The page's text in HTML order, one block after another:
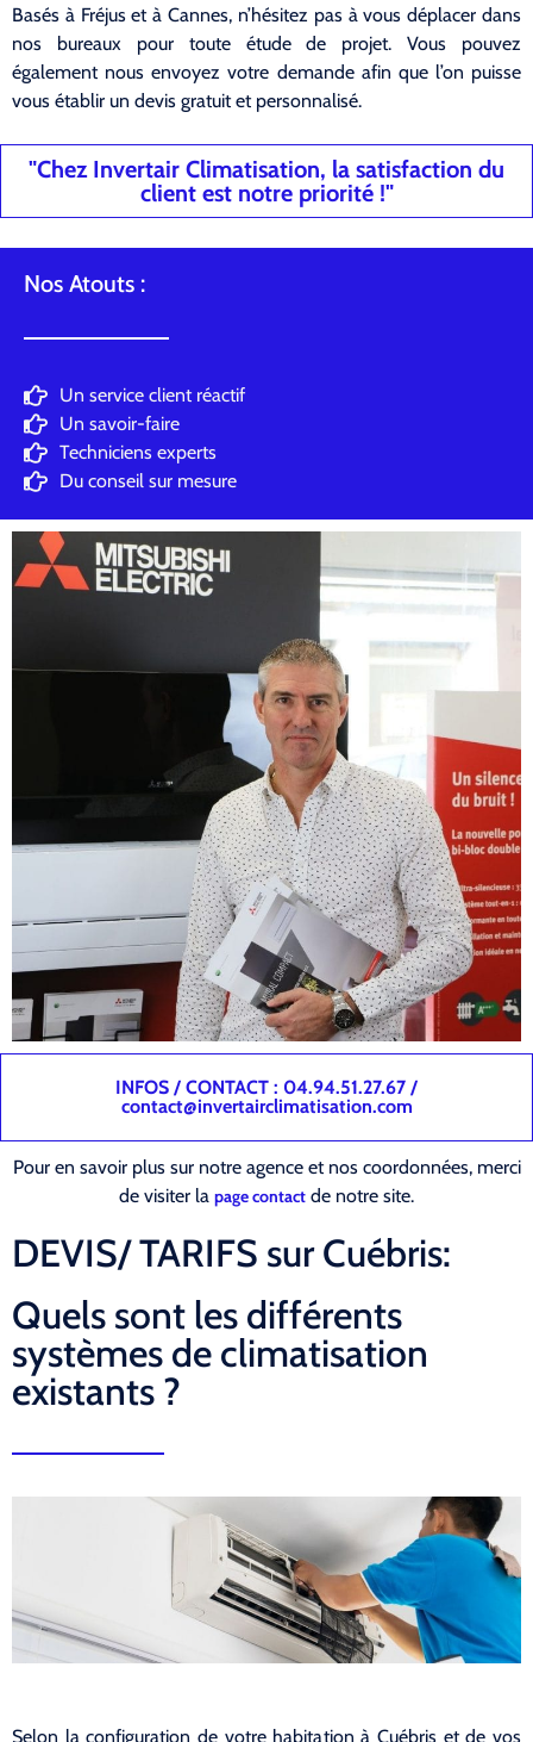
Basés à Fréjus et à Cannes, n’hésitez pas à vous déplacer dans
nos bureaux pour toute étude de projet. Vous pouvez
également nous envoyez votre demande afin que l’on puisse
vous établir un devis gratuit et personnalisé.
"Chez Invertair Climatisation, la satisfaction du
client est notre priorité !"
Nos Atouts :
Un service client réactif
Un savoir-faire
Techniciens experts
Du conseil sur mesure
INFOS / CONTACT : 04.94.51.27.67 /
contact@invertairclimatisation.com
Pour en savoir plus sur notre agence et nos coordonnées, merci
de visiter la page contact de notre site.
DEVIS/ TARIFS sur Cuébris:
Quels sont les différents
systèmes de climatisation
existants ?
Selon la configuration de votre habitation à Cuébris et de vos